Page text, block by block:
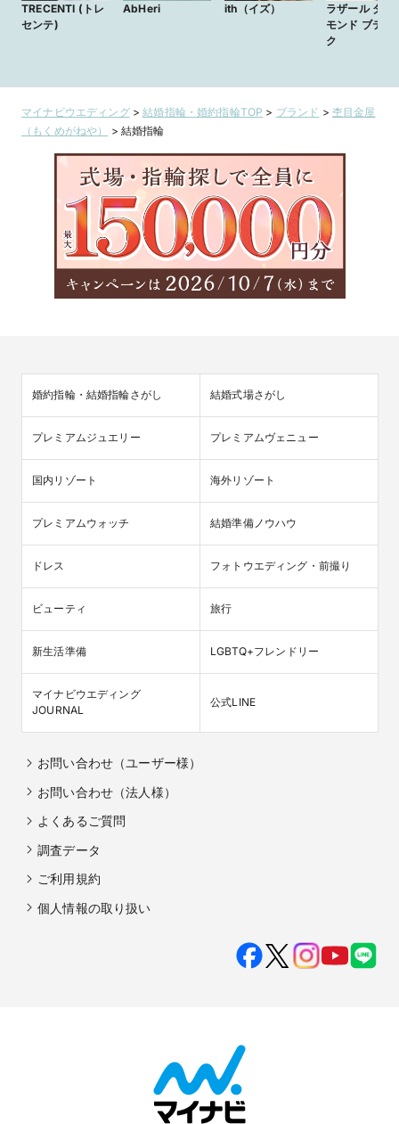
TRECENTI (トレ
センテ)
AbHeri ith（イズ）
ラザール ダイ
モンド ブティ
ク
マイナビウエディング>結婚指輪・婚約指輪TOP > ブランド > 杢目金屋
（もくめがねや）
> 結婚指輪
婚約指輪・結婚指輪さがし 結婚式場さがし
プレミアムジュエリー プレミアムヴェニュー
国内リゾート 海外リゾート
プレミアムウォッチ 結婚準備ノウハウ
ドレス フォトウエディング・前撮り
ビューティ 旅行
新生活準備 LGBTQ+フレンドリー
マイナビウエディング
JOURNAL
公式LINE
お問い合わせ（ユーザー様）
お問い合わせ（法人様）
よくあるご質問
調査データ
ご利用規約
個人情報の取り扱い